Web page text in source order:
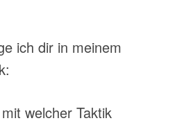
ich dir in meinem
welcher Taktik